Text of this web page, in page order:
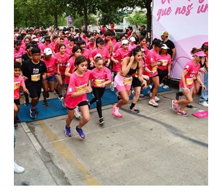
Las Cuatro Estaciones de Antonio Vivaldi y
Las Cuatro Estaciones Porteñas de Astor
Piazzolla. Déja